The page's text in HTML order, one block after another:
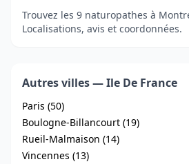
Trouvez les 9 naturopathes à
Localisations, avis et coordonnées.
Autres villes — Ile De France
Paris (50)
Boulogne-Billancourt (19)
Rueil-Malmaison (14)
Vincennes (13)